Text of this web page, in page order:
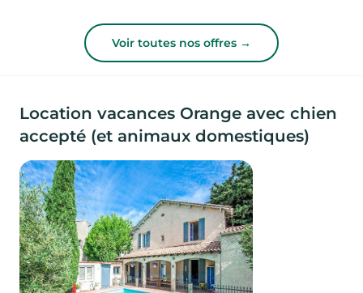
Voir toutes nos offres →
Location vacances Orange avec chien
accepté (et animaux domestiques)